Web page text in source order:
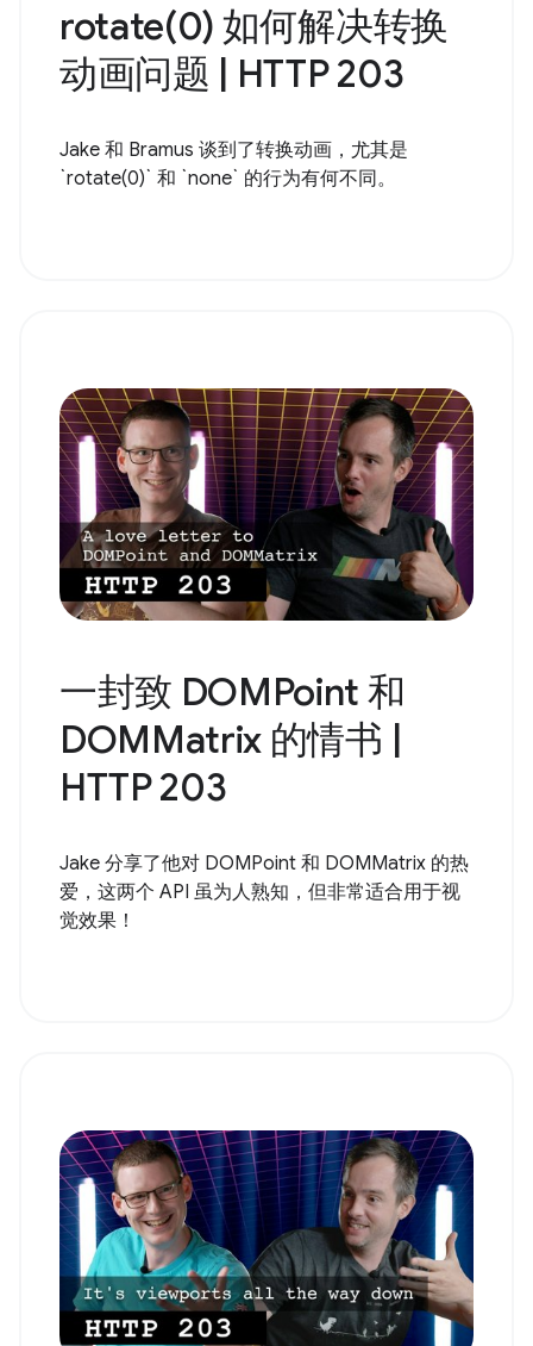
rotate(0) 如何解决转换
动画问题 | HTTP 203
Jake 和 Bramus 谈到了转换动画，尤其是
`rotate(0)` 和 `none` 的行为有何不同。
一封致 DOMPoint 和
DOMMatrix 的情书 |
HTTP 203
Jake 分享了他对 DOMPoint 和 DOMMatrix 的热
爱，这两个 API 虽为人熟知，但非常适合用于视
觉效果！